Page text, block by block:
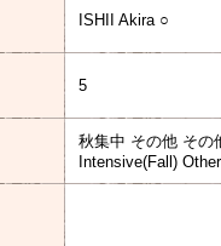
ISHII Akira ○
5
秋集中 その他 その
Intensive(Fall)